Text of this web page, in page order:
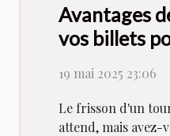
Avantages
vos billets
19 mai 2025 23:06
Le frisson d'un
attend, mais avez-